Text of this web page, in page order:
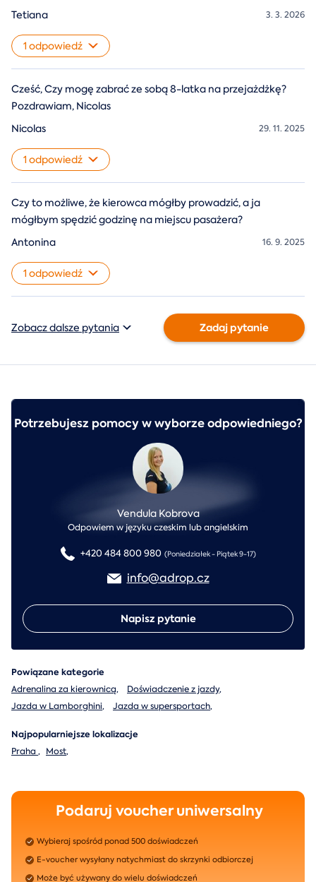
3. 3. 2026
Tetiana
1 odpowiedź
Cześć, Czy mogę zabrać ze sobą 8-latka na przejażdżkę?
Pozdrawiam, Nicolas
29. 11. 2025
Nicolas
1 odpowiedź
Czy to możliwe, że kierowca mógłby prowadzić, a ja
mógłbym spędzić godzinę na miejscu pasażera?
16. 9. 2025
Antonina
1 odpowiedź
Zobacz dalsze pytania Zadaj pytanie
Potrzebujesz pomocy w wyborze odpowiedniego?
Vendula Kobrova
Odpowiem w języku czeskim lub angielskim
+420 484 800 980 (Poniedziałek - Piątek 9-17)
info@adrop.cz
Napisz pytanie
Powiązane kategorie
Adrenalina za kierownicą, Doświadczenie z jazdy,
Jazda w Lamborghini, Jazda w supersportach,
Najpopularniejsze lokalizacje
Praha , Most,
Podaruj voucher uniwersalny
Wybieraj spośród ponad 500 doświadczeń
E-voucher wysyłany natychmiast do skrzynki odbiorczej
Może być używany do wielu doświadczeń